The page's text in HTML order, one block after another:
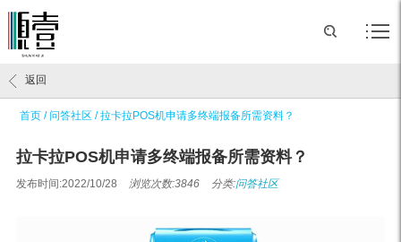
首页 /问答社区 /拉卡拉POS机申请多终端报备所需资料？
返回
拉卡拉POS机申请多终端报备所需资料？
发布时间:2022/10/28 浏览次数:3846 分类:问答社区